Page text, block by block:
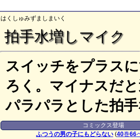
はくしゅみずましまいく
拍手水増しマイク
スイッチをプラス
ろく。マイナスだ
パラパラとした拍
コミックス登場
ふつうの男の子にもどらない(40巻66